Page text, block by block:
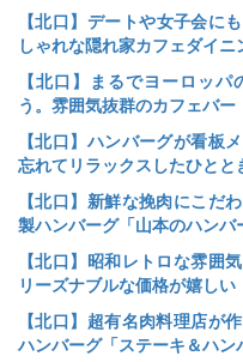
【北口】デートや女子会に
しゃれな隠れ家カフェダイ
【北口】まるでヨーロッ
う。雰囲気抜群のカフェバー
【北口】ハンバーグが看板
忘れてリラックスしたひとと
【北口】新鮮な挽肉にこだ
製ハンバーグ「山本のハンバ
【北口】昭和レトロな雰囲
リーズナブルな価格が嬉しい
【北口】超有名肉料理店が
ハンバーグ「ステーキ＆ハン